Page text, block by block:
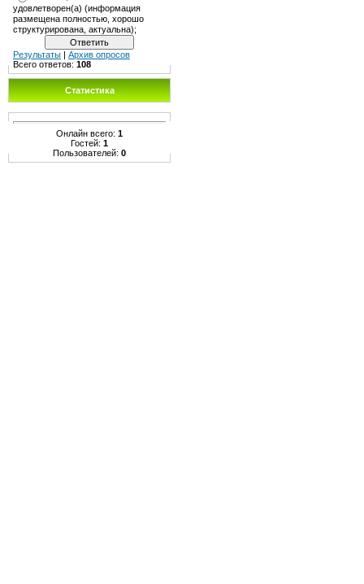
удовлетворен(а) (информация
размещена полностью, хорошо
структурирована, актуальна);
Результаты | Архив опросов
Всего ответов: 108
Статистика
Онлайн всего: 1
Гостей: 1
Пользователей: 0